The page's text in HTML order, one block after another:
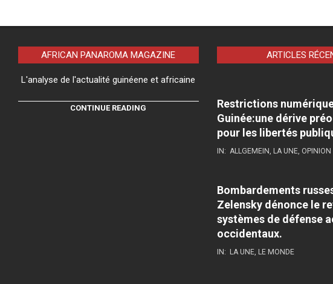
AFRICAN PANAROMA MAGAZINE
L'analyse de l'actualité guinéene et africaine
CONTINUE READING
ARTICLES
Restrictions
Guinée:une dérive
pour les libertés
IN: ALLGEMEIN, LA UNE, OPINION
Bombardements
Zelensky dénonce le
systèmes de défense
occidentaux.
IN: LA UNE, LE MONDE